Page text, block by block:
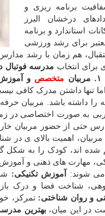
برنامه ریزی و
درخشان البرز
استاندارد و برنامه
برای رشد ورزشی
هم زمان با رشد مدارس
مدرسه فوتبال
۱. مربیان متخصص و
تنها داشتن مدرک کافی
را داشته باشد. مربیان
به صورت اختصاصی در
حتی از حضور مربیان
اهمیت بالای ی در
اند، کودک را به شکل
مهارت های ذهنی و
شوند:
آموزش تکنیکی:
شناخت فضا و درک
و روان شناختی:تمرکز،
در این میان،بهترین